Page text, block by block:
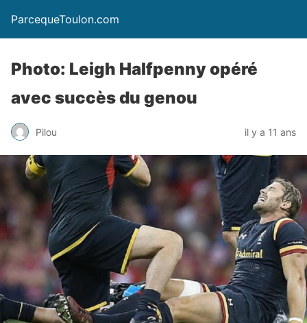
ParcequeToulon.com
Photo: Leigh Halfpenny opéré
avec succès du genou
Pilou il y a 11 ans